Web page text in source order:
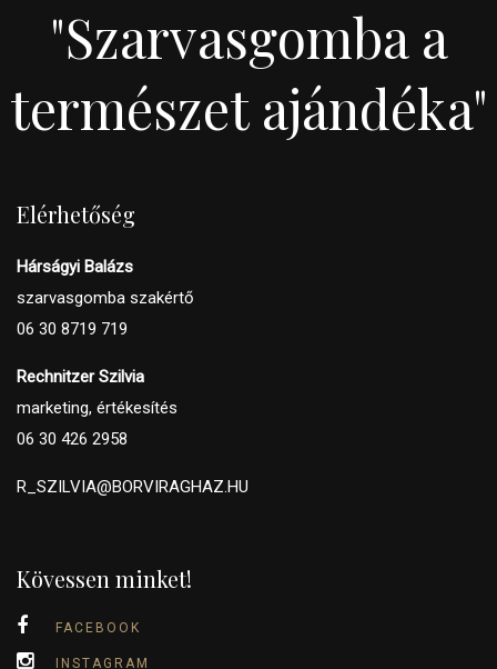
"Szarvasgomba a
természet ajándéka"
Elérhetőség
Hárságyi Balázs
szarvasgomba szakértő
06 30 8719 719
Rechnitzer Szilvia
marketing, értékesítés
06 30 426 2958
R_SZILVIA@BORVIRAGHAZ.HU
Kövessen minket!
FACEBOOK
INSTAGRAM